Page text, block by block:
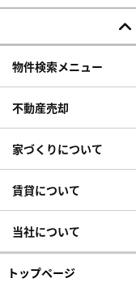
物件検索メニュー
不動産売却
家づくりについて
賃貸について
当社について
トップページ